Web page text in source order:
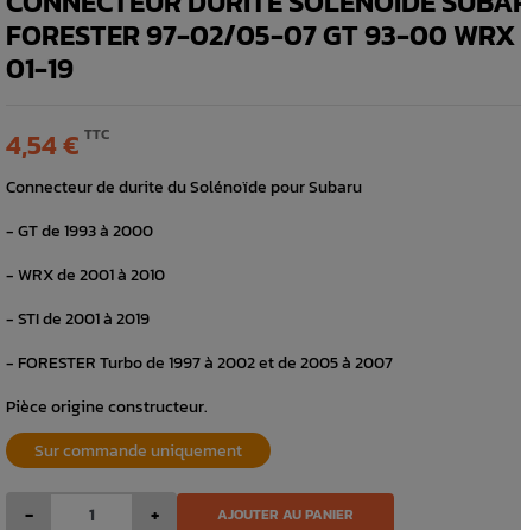
FORESTER 97-02/05-07 GT 93-00 WRX
01-19
4,54 € TTC
Connecteur de durite du Solénoïde pour Subaru
- GT de 1993 à 2000
- WRX de 2001 à 2010
- STI de 2001 à 2019
- FORESTER Turbo de 1997 à 2002 et de 2005 à 2007
Pièce origine constructeur.
Sur commande uniquement
- + AJOUTER AU PANIER